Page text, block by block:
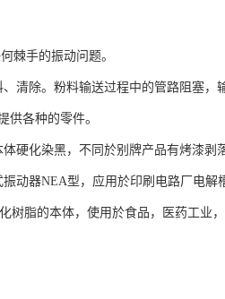
棘手的振动问题。
除。粉料输送过程中的管路阻塞，
各种的零件。
化染黑，不同於别牌产品有烤漆剥
动器NEA型，应用於印刷电路厂电解
脂的本体，使用於食品，医药工业，